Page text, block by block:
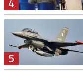
4
5